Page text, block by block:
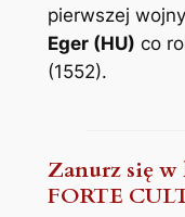
pierwszej
Eger (HU) co
(1552).
Zanurz się
FORTE